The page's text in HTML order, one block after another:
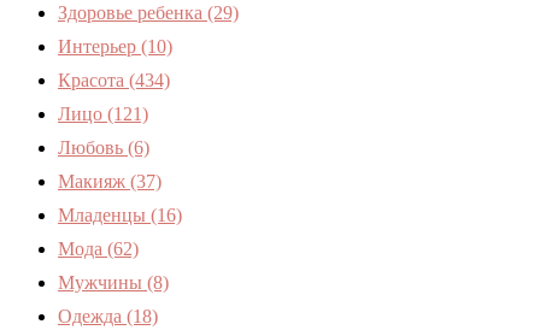
Здоровье ребенка (29)
Интерьер (10)
Красота (434)
Лицо (121)
Любовь (6)
Макияж (37)
Младенцы (16)
Мода (62)
Мужчины (8)
Одежда (18)